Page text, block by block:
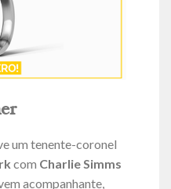
um tenente-coronel
com Charlie Simms
acompanhante,